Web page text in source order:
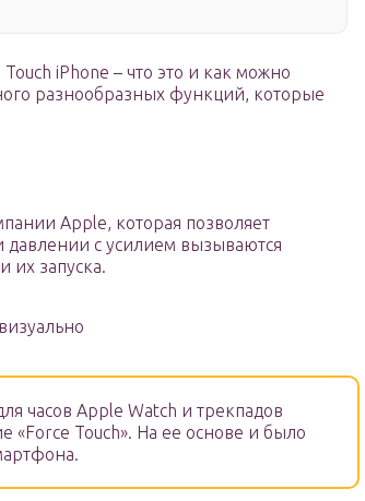
iPhone – что это и как можно
разнообразных функций, которые
Apple, которая позволяет
давлении с усилием вызываются
их запуска.
часов Apple Watch и трекпадов
«Force Touch». На ее основе и было